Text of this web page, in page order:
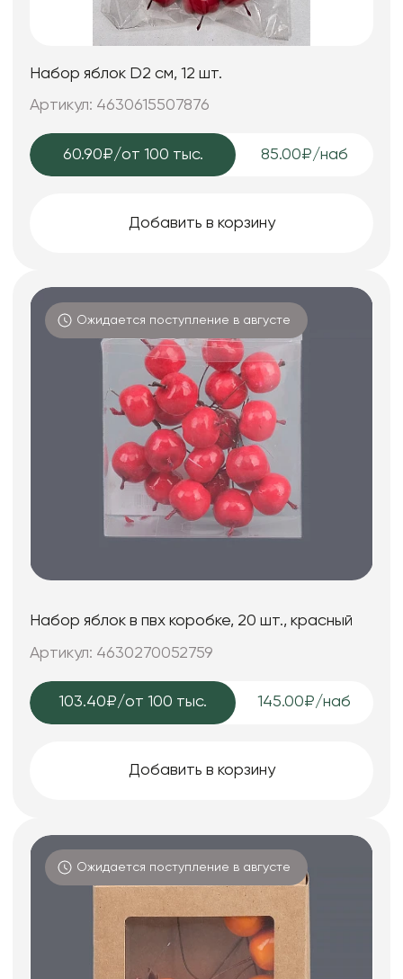
Набор яблок D2 см, 12 шт.
Артикул: 4630615507876
60.90₽/от 100 тыс. 85.00₽/наб
Добавить в корзину
Ожидается поступление в августе
Набор яблок в пвх коробке, 20 шт., красный
Артикул: 4630270052759
103.40₽/от 100 тыс. 145.00₽/наб
Добавить в корзину
Ожидается поступление в августе